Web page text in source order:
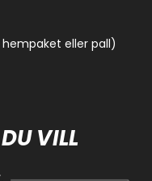
eller pall)
VILL